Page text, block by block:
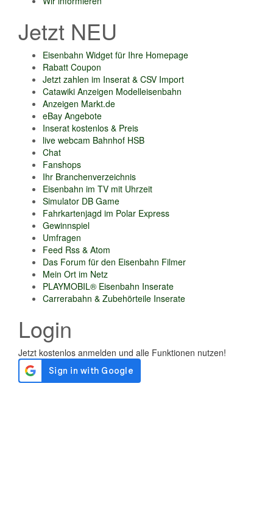
Jetzt NEU
Eisenbahn Widget für Ihre Homepage
Rabatt Coupon
Jetzt zahlen im Inserat & CSV Import
Catawiki Anzeigen Modelleisenbahn
Anzeigen Markt.de
eBay Angebote
Inserat kostenlos & Preis
live webcam Bahnhof HSB
Chat
Fanshops
Ihr Branchenverzeichnis
Eisenbahn im TV mit Uhrzeit
Simulator DB Game
Fahrkartenjagd im Polar Express
Gewinnspiel
Umfragen
Feed Rss & Atom
Das Forum für den Eisenbahn Filmer
Mein Ort im Netz
PLAYMOBIL® Eisenbahn Inserate
Carrerabahn & Zubehörteile Inserate
Login